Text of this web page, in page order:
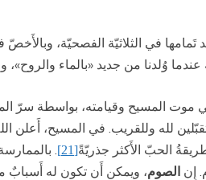
في الثلاثيّة الفصحيّة، وبالأَخصّ
عندما وُلدنا من جديد «بالماء
موت المسيح وقيامته، بواسطة سرّ
لله وللقريب. في المسيح، أَعلن
الحبّ الأَكثر جذريّةً[21]
.
إِن الصوم، ويمكن أَن تكون له أَسبابٌ